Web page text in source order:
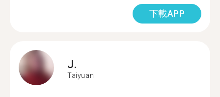
下載APP
J.
Taiyuan